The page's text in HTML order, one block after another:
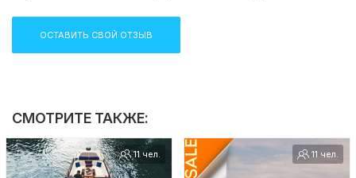
ОСТАВИТЬ СВОЙ ОТЗЫВ
СМОТРИТЕ ТАКЖЕ:
11 чел. 11 чел.